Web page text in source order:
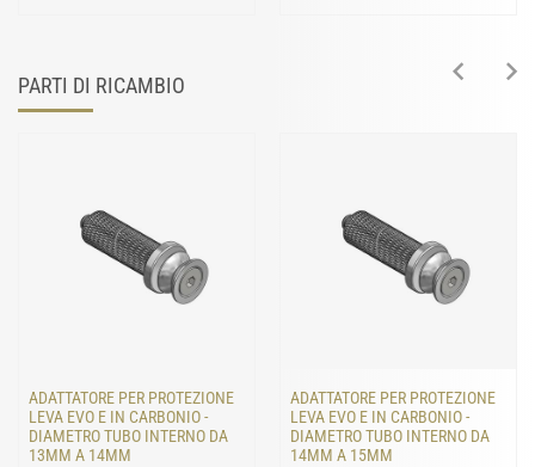
PARTI DI RICAMBIO
ADATTATORE PER PROTEZIONE
LEVA EVO E IN CARBONIO -
DIAMETRO TUBO INTERNO DA
13MM A 14MM
ADATTATORE PER PROTEZIONE
LEVA EVO E IN CARBONIO -
DIAMETRO TUBO INTERNO DA
14MM A 15MM